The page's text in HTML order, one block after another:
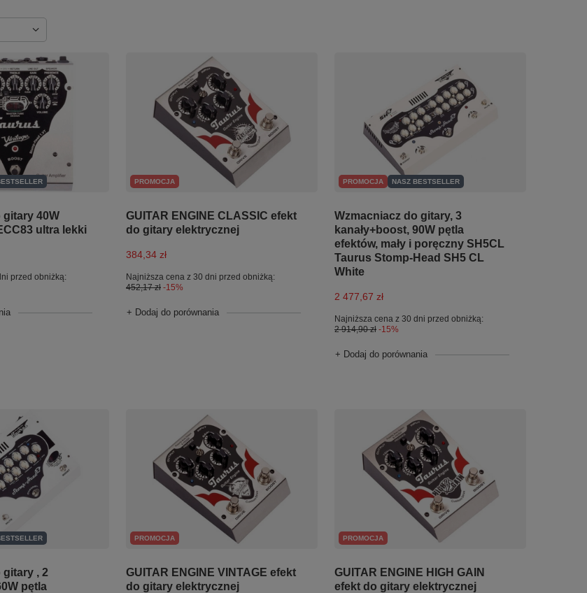
gitary 40W
ultra lekki
przed obniżką:
PROMOCJA
GUITAR ENGINE CLASSIC efekt
do gitary elektrycznej
384,34 zł
Najniższa cena z 30 dni przed obniżką:
452,17 zł -15%
+ Dodaj do porównania
PROMOCJA NASZ BESTSELLER
Wzmacniacz do gitary, 3
kanały+boost, 90W pętla
efektów, mały i poręczny SH5CL
Taurus Stomp-Head SH5 CL
White
2 477,67 zł
Najniższa cena z 30 dni przed obniżką:
2 914,90 zł -15%
+ Dodaj do porównania
gitary , 2
pętla
PROMOCJA
GUITAR ENGINE VINTAGE efekt
do gitary elektrycznej
PROMOCJA
GUITAR ENGINE HIGH GAIN
efekt do gitary elektrycznej